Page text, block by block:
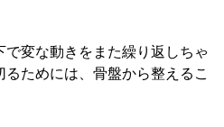
で変な動きをまた繰り返しちゃ
ためには、骨盤から整えるこ